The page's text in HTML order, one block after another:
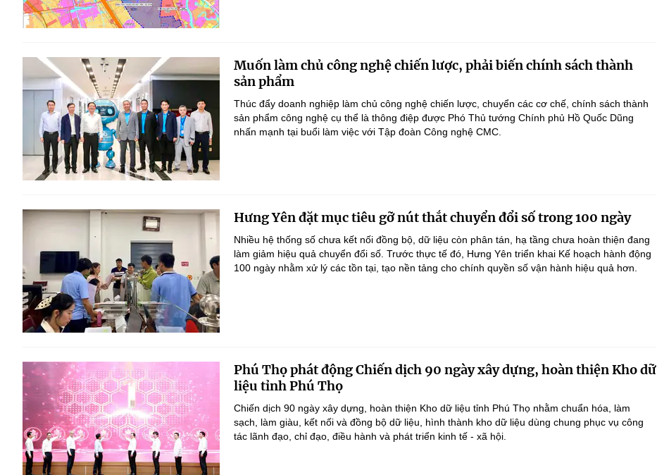
Muốn làm chủ công nghệ chiến lược, phải biến chính sách thành
sản phẩm
Thúc đẩy doanh nghiệp làm chủ công nghệ chiến lược, chuyển các cơ chế, chính sách thành
sản phẩm công nghệ cụ thể là thông điệp được Phó Thủ tướng Chính phủ Hồ Quốc Dũng
nhấn mạnh tại buổi làm việc với Tập đoàn Công nghệ CMC.
Hưng Yên đặt mục tiêu gỡ nút thắt chuyển đổi số trong 100 ngày
Nhiều hệ thống số chưa kết nối đồng bộ, dữ liệu còn phân tán, hạ tầng chưa hoàn thiện đang
làm giảm hiệu quả chuyển đổi số. Trước thực tế đó, Hưng Yên triển khai Kế hoạch hành động
100 ngày nhằm xử lý các tồn tại, tạo nền tảng cho chính quyền số vận hành hiệu quả hơn.
Phú Thọ phát động Chiến dịch 90 ngày xây dựng, hoàn thiện Kho dữ
liệu tỉnh Phú Thọ
Chiến dịch 90 ngày xây dựng, hoàn thiện Kho dữ liệu tỉnh Phú Thọ nhằm chuẩn hóa, làm
sạch, làm giàu, kết nối và đồng bộ dữ liệu, hình thành kho dữ liệu dùng chung phục vụ công
tác lãnh đạo, chỉ đạo, điều hành và phát triển kinh tế - xã hội.